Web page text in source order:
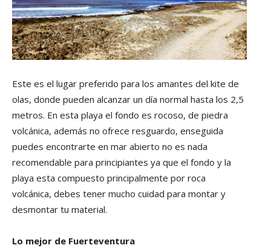
Este es el lugar preferido para los amantes del kite de
olas, donde pueden alcanzar un día normal hasta los 2,5
metros. En esta playa el fondo es rocoso, de piedra
volcánica, además no ofrece resguardo, enseguida
puedes encontrarte en mar abierto no es nada
recomendable para principiantes ya que el fondo y la
playa esta compuesto principalmente por roca
volcánica, debes tener mucho cuidad para montar y
desmontar tu material.
Lo mejor de Fuerteventura